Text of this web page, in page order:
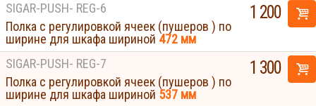
SIGAR-PUSH- REG-6
Полка с регулировкой ячеек (пушеров ) по
ширине для шкафа шириной 472 мм
1 200
SIGAR-PUSH- REG-7
Полка с регулировкой ячеек (пушеров ) по
ширине для шкафа шириной 537 мм
1 300